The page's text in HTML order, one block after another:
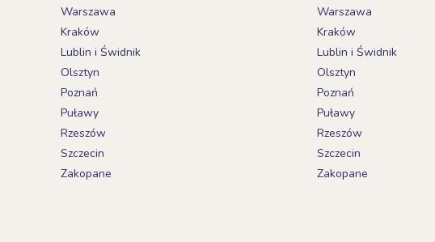
Warszawa
Kraków
Lublin i Świdnik
Olsztyn
Poznań
Puławy
Rzeszów
Szczecin
Zakopane
Warszawa
Kraków
Lublin i Świdnik
Olsztyn
Poznań
Puławy
Rzeszów
Szczecin
Zakopane